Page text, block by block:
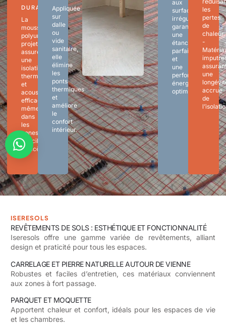
DURABILITÉ
La
mousse
polyuréthane
projetée
assure
une
isolation
thermique
et
acoustique
efficace,
même
dans
les
zones
difficiles
d’accès.
Appliquée
sur
dalle
ou
vide
sanitaire,
elle
élimine
les
ponts
thermiques
et
améliore
le
confort
intérieur.
aux
surfaces
irrégulières,
garantissant
une
étanchéité
parfaite
et
une
performance
énergétique
optimale.
les
pertes
de
chaleur.
-
une
accrue
de
ISERESOLS
REVÊTEMENTS DE SOLS : ESTHÉTIQUE ET FONCTIONNALITÉ
Iseresols offre une gamme variée de revêtements, alliant
design et praticité pour tous les espaces.
CARRELAGE ET PIERRE NATURELLE AUTOUR DE VIENNE
Robustes et faciles d’entretien, ces matériaux conviennent
aux zones à fort passage.
PARQUET ET MOQUETTE
Apportent chaleur et confort, idéals pour les espaces de vie
et les chambres.